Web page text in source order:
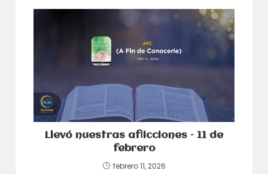
Llevó nuestras aflicciones – 11 de
febrero
febrero 11, 2026